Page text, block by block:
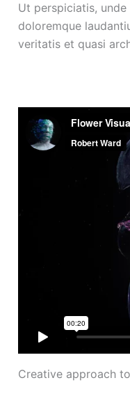
Ut perspiciatis,
doloremque
veritatis et quasi
Creative approach